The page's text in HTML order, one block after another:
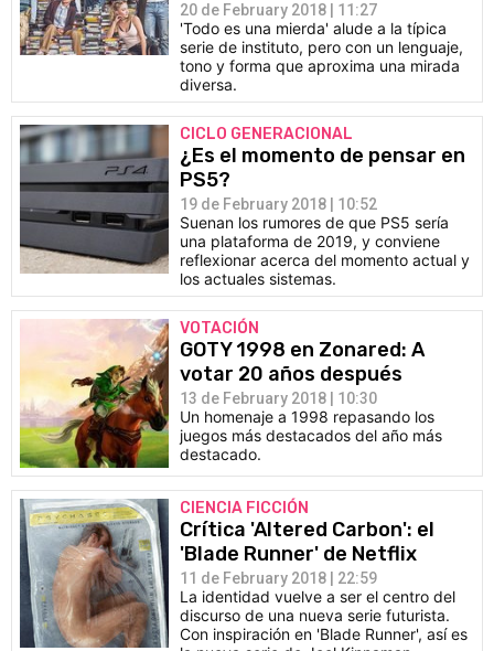
20 de February 2018 | 11:27
'Todo es una mierda' alude a la típica
serie de instituto, pero con un lenguaje,
tono y forma que aproxima una mirada
diversa.
CICLO GENERACIONAL
¿Es el momento de pensar en
PS5?
19 de February 2018 | 10:52
Suenan los rumores de que PS5 sería
una plataforma de 2019, y conviene
reflexionar acerca del momento actual y
los actuales sistemas.
VOTACIÓN
GOTY 1998 en Zonared: A
votar 20 años después
13 de February 2018 | 10:30
Un homenaje a 1998 repasando los
juegos más destacados del año más
destacado.
CIENCIA FICCIÓN
Crítica 'Altered Carbon': el
'Blade Runner' de Netflix
11 de February 2018 | 22:59
La identidad vuelve a ser el centro del
discurso de una nueva serie futurista.
Con inspiración en 'Blade Runner', así es